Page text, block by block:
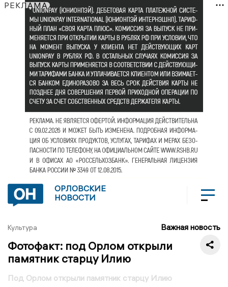
РЕКЛАМА
ОРЛОВСКИЕ
НОВОСТИ
Культура Важная новость
Фотофакт: под Орлом открыли
памятник старцу Илию
Под Орлом открыли памятник старцу Илию